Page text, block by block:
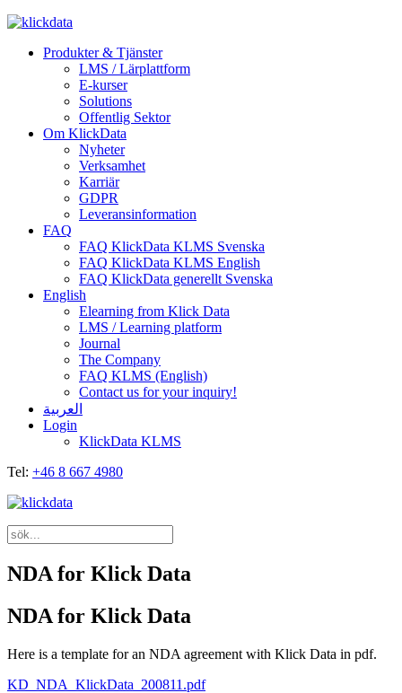
Produkter & Tjänster
LMS / Lärplattform
E-kurser
Solutions
Offentlig Sektor
Om KlickData
Nyheter
Verksamhet
Karriär
GDPR
Leveransinformation
FAQ
FAQ KlickData KLMS Svenska
FAQ KlickData KLMS English
FAQ KlickData generellt Svenska
English
Elearning from Klick Data
LMS / Learning platform
Journal
The Company
FAQ KLMS (English)
Contact us for your inquiry!
العربية
Login
KlickData KLMS
Tel: +46 8 667 4980
NDA for Klick Data
NDA for Klick Data
Here is a template for an NDA agreement with Klick Data in pdf.
KD_NDA_KlickData_200811.pdf